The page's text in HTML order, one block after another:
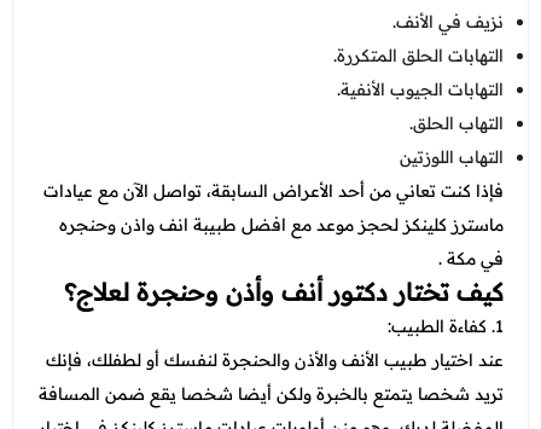
نزيف في الأنف.
التهابات الحلق المتكررة.
التهابات الجيوب الأنفية.
التهاب الحلق.
التهاب اللوزتين
فإذا كنت تعاني من أحد الأعراض السابقة، تواصل الآن مع عيادات
ماسترز كلينكز لحجز موعد مع افضل طبيبة انف واذن وحنجره
في مكة .
كيف تختار دكتور أنف وأذن وحنجرة لعلاج؟
1. كفاءة الطبيب:
عند اختيار طبيب الأنف والأذن والحنجرة لنفسك أو لطفلك، فإنك
تريد شخصا يتمتع بالخبرة ولكن أيضا شخصا يقع ضمن المسافة